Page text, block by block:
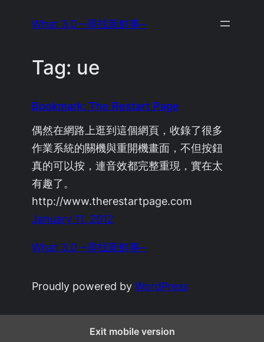
What 3.0 ~尋找新鮮事~
Tag: ue
Bookmark: The Restart Page
偶然在網路上逛到這個網頁，收錄了很多
作業系統的關機與重開機畫面，不但按鈕
真的可以按，連音效都完整重現，實在太
有趣了。
http://www.therestartpage.com
January 11, 2012
What 3.0 ~尋找新鮮事~
Proudly powered byWordPress
Exit mobile version